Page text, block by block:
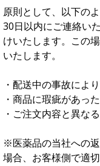
原則として、以下の
30日以内にご連絡い
けいたします。この
いたします。
・配送中の事故によ
・商品に瑕疵があっ
・ご注文内容と異な
※医薬品の当社への
場合、お客様側で適